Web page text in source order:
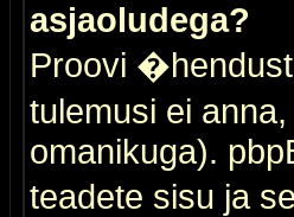
asjaoludega?
Proovi
tulemusi ei
omanikuga).
teadete sisu ja